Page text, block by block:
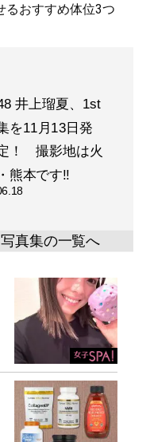
るおすすめ体位3つ
井上瑠夏、1st
を11月13日発
！ 撮影地は火
熊本です!!
真集の一覧へ